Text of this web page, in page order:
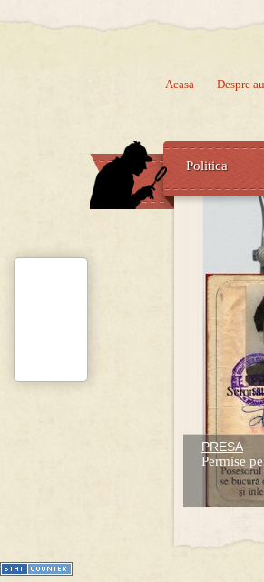
Acasa Despre
Politica
PRESA
Permise
Prima
Averea